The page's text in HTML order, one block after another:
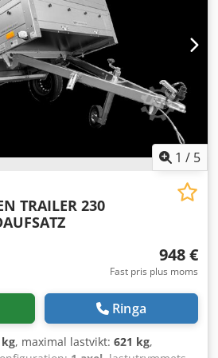
– den kan användas för
möbler eller
kan vid behov tas bort för
1 / 5
TRAILER 230
948 €
Fast pris plus moms
Ringa
kg, maximal lastvikt: 621 kg,